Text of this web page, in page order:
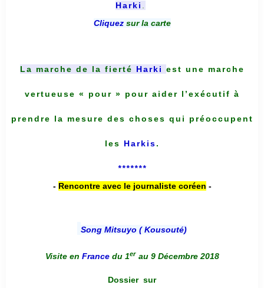
Harki .
Cliquez sur la carte
La marche de la fierté Harki est une marche
vertueuse « pour » pour aider l’exécutif à
prendre la mesure des choses qui préoccupent
les Harkis.
*******
- Rencontre avec le journaliste coréen -
Song Mitsuyo ( Kousouté)
Visite en France du 1er au 9 Décembre 2018
Dossier sur